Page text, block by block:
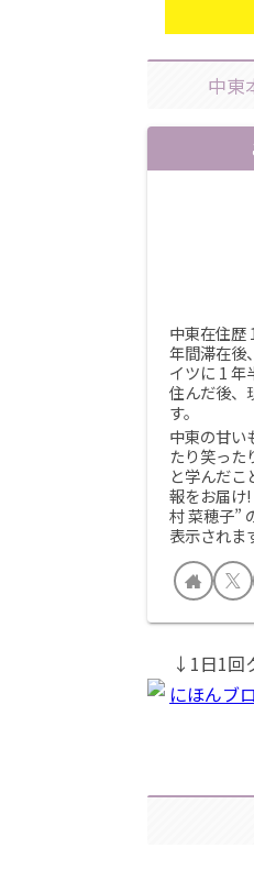
中東
中東在住歴
年間滞在後
イツに 1 年
住んだ後、
す。
中東の甘い
たり笑っ
と学んだこ
報をお届け
村 菜穂子”
表示されま
↓1日1回